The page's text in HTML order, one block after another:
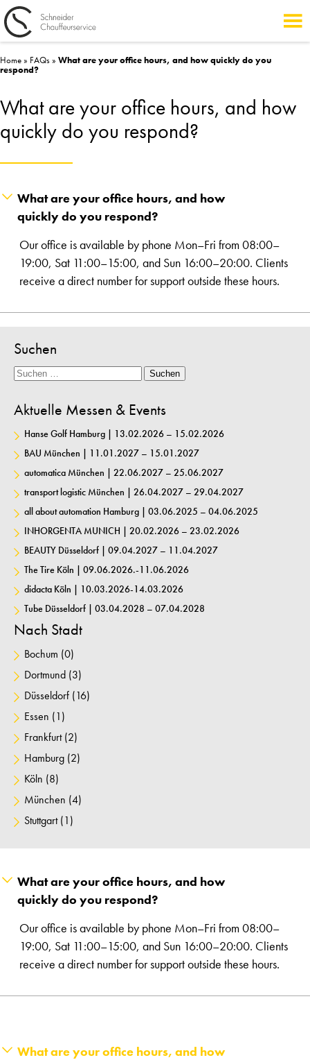
Home» FAQs» What are your office hours, and how quickly do you
respond?
What are your office hours, and how
quickly do you respond?
What are your office hours, and how
quickly do you respond?
Our office is available by phone Mon–Fri from 08:00–
19:00, Sat 11:00–15:00, and Sun 16:00–20:00. Clients
receive a direct number for support outside these hours.
Suchen
Suche Suchen
Aktuelle Messen & Events
Hanse Golf Hamburg | 13.02.2026 – 15.02.2026
BAU München | 11.01.2027 – 15.01.2027
automatica München | 22.06.2027 – 25.06.2027
transport logistic München | 26.04.2027 – 29.04.2027
all about automation Hamburg | 03.06.2025 – 04.06.2025
INHORGENTA MUNICH | 20.02.2026 – 23.02.2026
BEAUTY Düsseldorf | 09.04.2027 – 11.04.2027
The Tire Köln | 09.06.2026.-11.06.2026
didacta Köln | 10.03.2026-14.03.2026
Tube Düsseldorf | 03.04.2028 – 07.04.2028
Nach Stadt
Bochum (0)
Dortmund (3)
Düsseldorf (16)
Essen (1)
Frankfurt(2)
Hamburg (2)
Köln (8)
München (4)
Stuttgart(1)
What are your office hours, and how
quickly do you respond?
Our office is available by phone Mon–Fri from 08:00–
19:00, Sat 11:00–15:00, and Sun 16:00–20:00. Clients
receive a direct number for support outside these hours.
What are your office hours, and how